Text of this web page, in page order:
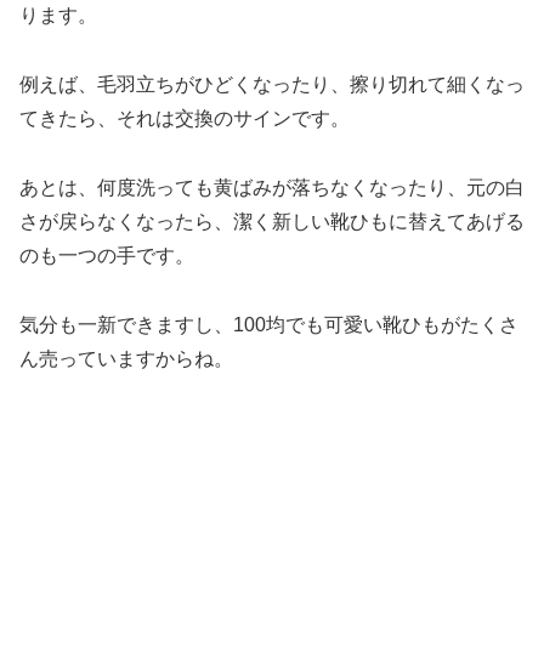
ります。
例えば、毛羽立ちがひどくなったり、擦り切れて細くなっ
てきたら、それは交換のサインです。
あとは、何度洗っても黄ばみが落ちなくなったり、元の白
さが戻らなくなったら、潔く新しい靴ひもに替えてあげる
のも一つの手です。
気分も一新できますし、100均でも可愛い靴ひもがたくさ
ん売っていますからね。